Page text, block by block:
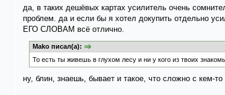
да, в таких дешёвых картах усилитель очень
проблем. да и если бы я хотел докупить отдельно
ЕГО СЛОВАМ всё отлично.
Mako писал(а):
То есть ты живешь в глухом лесу и ни у кого из твоих
ну, блин, знаешь, бывает и такое, что сложно с кем-